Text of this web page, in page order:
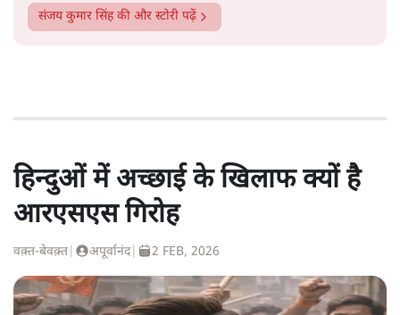
संजय कुमार सिंहकी और स्टोरी पढ़ें
हिन्दुओं में अच्छाई के खिलाफ क्यों है
आरएसएस गिरोह
वक़्त-बेवक़्त अपूर्वानंद| 2 FEB, 2026